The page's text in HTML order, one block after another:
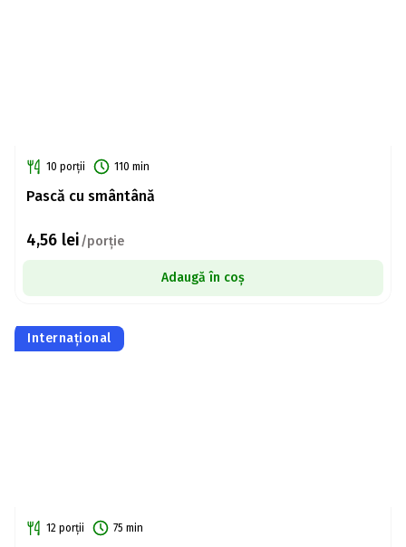
10 porții 110 min
Pască cu smântână
4,56 lei/porție
Adaugă în coș
Internațional
12 porții 75 min